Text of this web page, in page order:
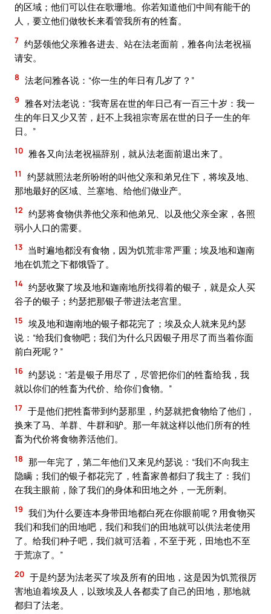
的区域；他们可以住在歌珊地。你若知道他们中间有能干的
人，要立他们做牧长来看管我所有的牲畜。
7 约瑟领他父亲雅各进去、站在法老面前，雅各向法老祝福
请安。
8 法老问雅各说：“你一生的年日有几岁了？”
9
雅各对法老说：“我寄居在世的年日己有一百三十岁：我一
生的年日又少又苦，赶不上我祖宗寄居在世的日子一生的年
日。”
10 雅各又向法老祝福辞别，就从法老面前退出来了。
11
约瑟就照法老所吩咐的叫他父亲和弟兄住下，将埃及地、
那地最好的区域、兰塞地、给他们做业产。
12 约瑟将食物供养他父亲和他弟兄、以及他父亲全家，各照
弱小人口的需要。
13 当时遍地都没有食物，因为饥荒非常严重；埃及地和迦南
地在饥荒之下都饿昏了。
14 约瑟收聚了埃及地和迦南地所找得着的银子，就是众人买
谷子的银子；约瑟把那银子带进法老宫里。
15 埃及地和迦南地的银子都花完了；埃及众人就来见约瑟
说：“给我们食物吧；我们为什么只因银子用尽了而当着你面
前白死呢？”
16 约瑟说：“若是银子用尽了，尽管把你们的牲畜给我，我
就以你们的牲畜为代价、给你们食物。”
17 于是他们把牲畜带到约瑟那里，约瑟就把食物给了他们，
换来了马、羊群、牛群和驴。那一年就这样以他们所有的牲
畜为代价将食物养活他们。
18 那一年完了，第二年他们又来见约瑟说：“我们不向我主
隐瞒；我们的银子都花完了，牲畜家兽都归了我主了：我们
在我主眼前，除了我们的身体和田地之外，一无所剩。
19 我们为什么要连本身带田地都白死在你眼前呢？用食物买
我们和我们的田地吧，我们和我们的田地就可以供法老使用
了。给我们种子吧，我们就可活着，不至于死，田地也不至
于荒凉了。”
20 于是约瑟为法老买了埃及所有的田地，这是因为饥荒很厉
害地迫着埃及人，以致埃及人各都卖了自己的田地，那地就
都归了法老。